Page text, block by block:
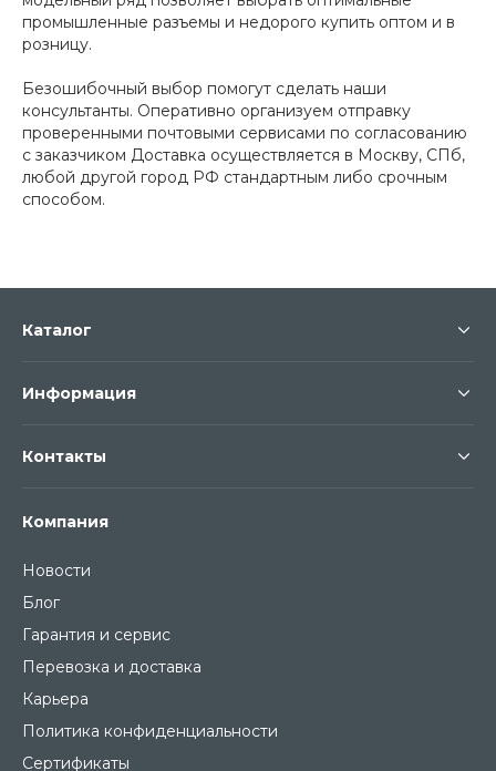
промышленные разъемы и недорого купить оптом и в
розницу.
Безошибочный выбор помогут сделать наши
консультанты. Оперативно организуем отправку
проверенными почтовыми сервисами по согласованию
с заказчиком Доставка осуществляется в Москву, СПб,
любой другой город РФ стандартным либо срочным
способом.
Компания
Новости
Блог
Гарантия и сервис
Перевозка и доставка
Карьера
Политика конфиденциальности
Сертификаты
Каталог
Информация
Контакты